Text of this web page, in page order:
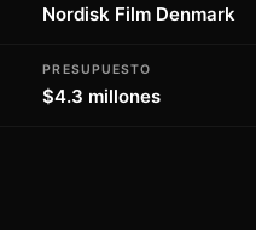
Nordisk Film Denmark
PRESUPUESTO
$4.3 millones